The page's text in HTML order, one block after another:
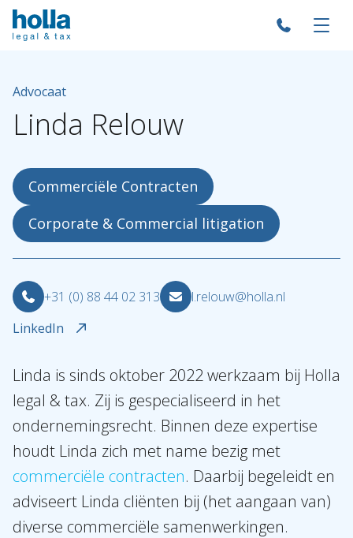
Over Holla
Onze mensen
Expertises
Advocaat
Linda Relouw
Commerciële Contracten
Corporate & Commercial litigation
+31 (0) 88 44 02 313
l.relouw@holla.nl
LinkedIn
Linda is sinds oktober 2022 werkzaam bij Holla
legal & tax. Zij is gespecialiseerd in het
ondernemingsrecht. Binnen deze expertise
houdt Linda zich met name bezig met
commerciële contracten. Daarbij begeleidt en
adviseert Linda cliënten bij (het aangaan van)
diverse commerciële samenwerkingen.